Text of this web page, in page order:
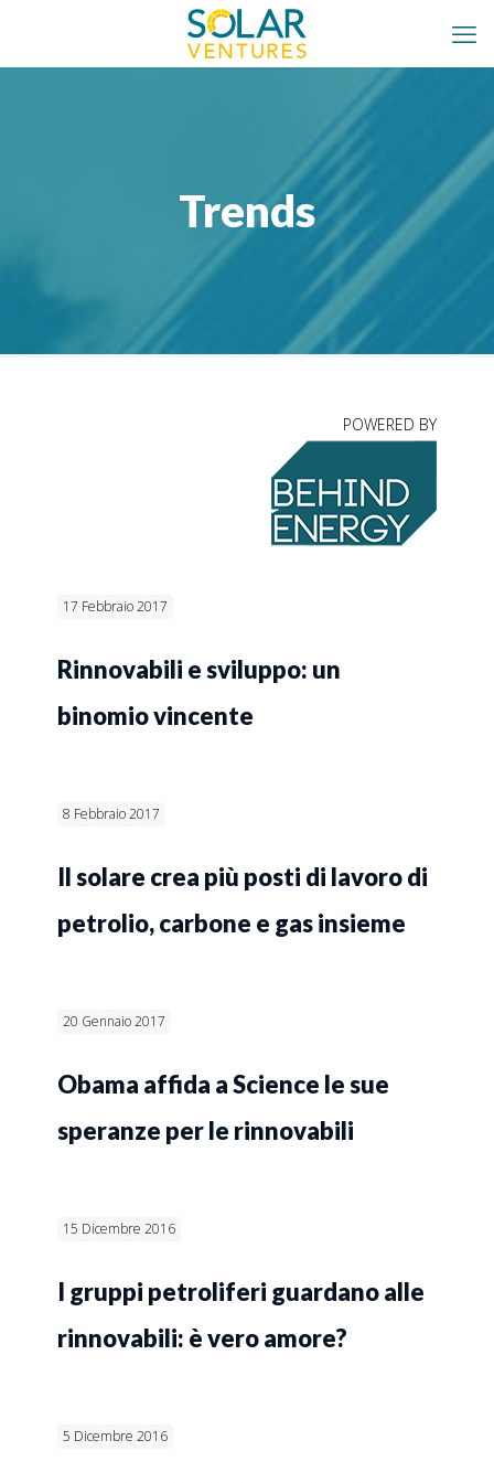
Trends
POWERED BY
17 Febbraio 2017
Rinnovabili e sviluppo: un
binomio vincente
8 Febbraio 2017
Il solare crea più posti di lavoro di
petrolio, carbone e gas insieme
20 Gennaio 2017
Obama affida a Science le sue
speranze per le rinnovabili
15 Dicembre 2016
I gruppi petroliferi guardano alle
rinnovabili: è vero amore?
5 Dicembre 2016